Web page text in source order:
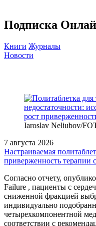
Подписка
Книги Журналы
Новости
Iaroslav Neliubov/
7 августа 2026
Настраиваемая
приверженность терапии
Согласно отчету,
Failure , пациенты с
сниженной фракцией
индивидуально
четырехкомпонентной
соответствии с